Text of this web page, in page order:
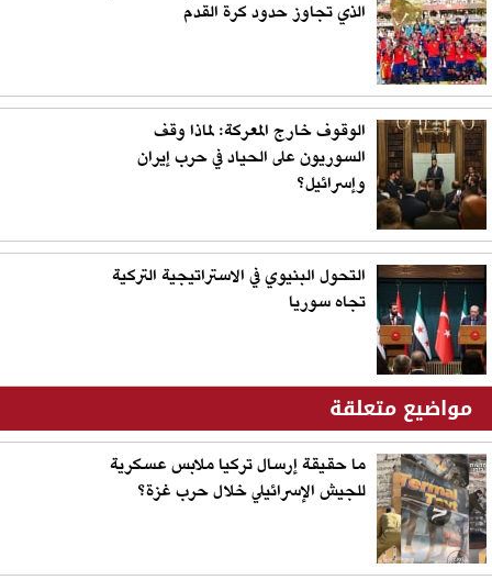
الذي تجاوز حدود كرة القدم
الوقوف خارج المعركة: لماذا وقف
السوريون على الحياد في حرب إيران
وإسرائيل؟
التحول البنيوي في الاستراتيجية التركية
تجاه سوريا
مواضيع متعلقة
ما حقيقة إرسال تركيا ملابس عسكرية
للجيش الإسرائيلي خلال حرب غزة؟